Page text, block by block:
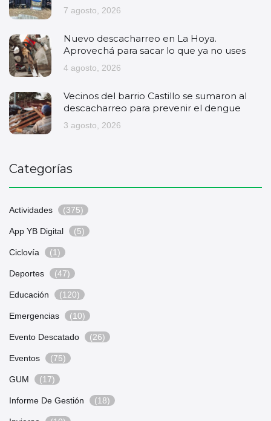
7 agosto, 2026
Nuevo descacharreo en La Hoya.
Aprovechá para sacar lo que ya no uses
4 agosto, 2026
Vecinos del barrio Castillo se sumaron al
descacharreo para prevenir el dengue
3 agosto, 2026
Categorías
Actividades (375)
App YB Digital (5)
Ciclovía (1)
Deportes (47)
Educación (120)
Emergencias (10)
Evento Descatado (26)
Eventos (75)
GUM (17)
Informe De Gestión (18)